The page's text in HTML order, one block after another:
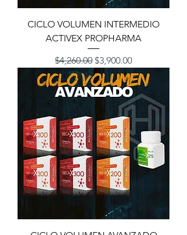
CICLO VOLUMEN INTERMEDIO
ACTIVEX PROPHARMA
Precio
$4,260.00 Precio de oferta
$3,900.00